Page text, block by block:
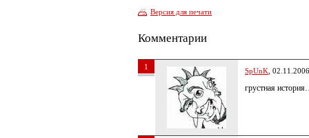
Версия для печати
Комментарии
1 SpUnK ,
грустная